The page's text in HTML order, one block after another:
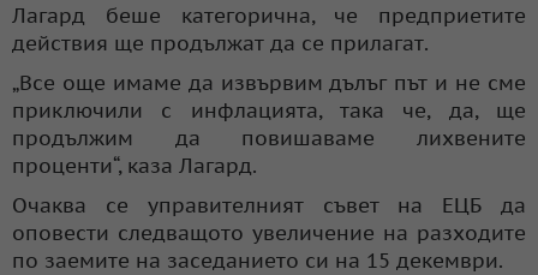
Лагард беше категорична, че предприетите
действия ще продължат да се прилагат.
„Все още имаме да извървим дълъг път и не сме
приключили с инфлацията, така че, да, ще
продължим да повишаваме лихвените
проценти“, каза Лагард.
Очаква се управителният съвет на ЕЦБ да
оповести следващото увеличение на разходите
по заемите на заседанието си на 15 декември.